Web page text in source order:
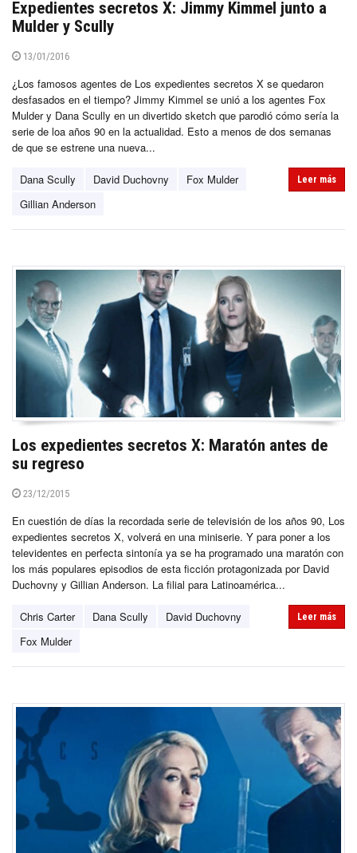
Expedientes secretos X: Jimmy Kimmel junto a
Mulder y Scully
13/01/2016
¿Los famosos agentes de Los expedientes secretos X se quedaron
desfasados en el tiempo? Jimmy Kimmel se unió a los agentes Fox
Mulder y Dana Scully en un divertido sketch que parodió cómo sería la
serie de loa años 90 en la actualidad. Esto a menos de dos semanas
de que se estrene una nueva...
Dana Scully David Duchovny
Fox Mulder
Gillian Anderson
Leer más
Los expedientes secretos X: Maratón antes de
su regreso
23/12/2015
En cuestión de días la recordada serie de televisión de los años 90, Los
expedientes secretos X, volverá en una miniserie. Y para poner a los
televidentes en perfecta sintonía ya se ha programado una maratón con
los más populares episodios de esta ficción protagonizada por David
Duchovny y Gillian Anderson. La filial para Latinoamérica...
Chris Carter Dana Scully
David Duchovny
Fox Mulder
Leer más